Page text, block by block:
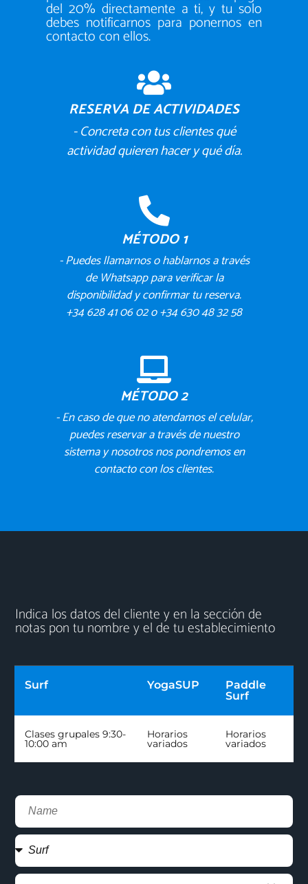
del 20% directamente a ti, y tu solo
debes notificarnos para ponernos en
contacto con ellos.
RESERVA DE ACTIVIDADES
- Concreta con tus clientes qué
actividad quieren hacer y qué día.
MÉTODO 1
- Puedes llamarnos o hablarnos a través
de Whatsapp para verificar la
disponibilidad y confirmar tu reserva.
+34 628 41 06 02 o +34 630 48 32 58
MÉTODO 2
- En caso de que no atendamos el celular,
puedes reservar a través de nuestro
sistema y nosotros nos pondremos en
contacto con los clientes.
Indica los datos del cliente y en la sección de
notas pon tu nombre y el de tu establecimiento
Surf YogaSUP
Paddle
Surf
Clases grupales 9:30-
10:00 am
Horarios
variados
Horarios
variados